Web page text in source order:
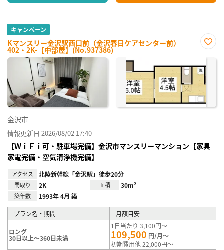
キャンペーン
Kマンスリー金沢駅西口前（金沢春日ケアセンター前）
402・2K-【中部屋】(No.937386)
に入
り登
録
金沢市
情報更新日 2026/08/02 17:40
【ＷｉＦｉ可・駐車場完備】金沢市マンスリーマンション【家具
家電完備・空気清浄機完備】
アクセス 北陸新幹線「金沢駅」徒歩20分
間取り 2K 面積 30m²
築年数 1993年 4月 築
プラン名・期間 月額目安
ロング
30日以上～360日未満
1日当たり 3,100円～
109,500 円/月～
初期費用他 22,000円～